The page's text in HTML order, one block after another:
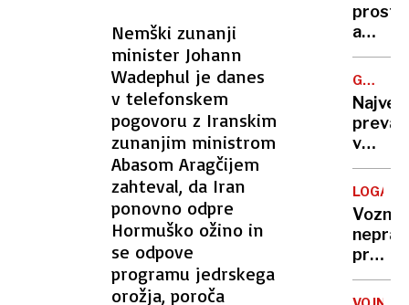
Nemški zunanji
minister Johann
Wadephul je danes
v telefonskem
pogovoru z Iranskim
zunanjim ministrom
Abasom Aragčijem
zahteval, da Iran
ponovno odpre
Hormuško ožino in
se odpove
programu jedrskega
orožja, poroča
višji
potniki
so
ga
tresli
in
prost,
a
ves
čas
kje
se
konča
do
GREGOR
v
ljudem
državo,
ki
sploh
ni